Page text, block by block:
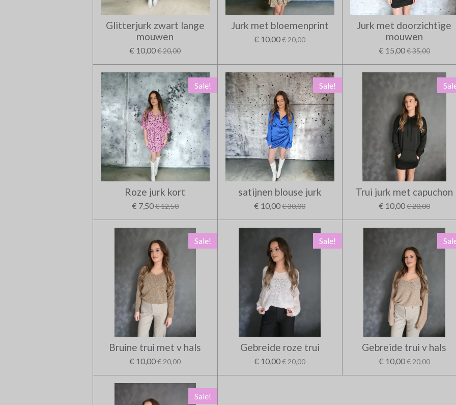
Glitterjurk zwart lange
mouwen
€ 10,00€ 20,00
Jurk met bloemenprint
€ 10,00€ 20,00
Jurk met doorzichtige
mouwen
€ 15,00€ 35,00
Sale!
Roze jurk kort
€ 7,50€ 12,50
Sale!
satijnen blouse jurk
€ 10,00€ 30,00
Trui jurk met capuchon
€ 10,00€ 20,00
Sale!
Bruine trui met v hals
€ 10,00€ 20,00
Sale!
Gebreide roze trui
€ 10,00€ 20,00
Gebreide trui v hals
€ 10,00€ 20,00
Sale!